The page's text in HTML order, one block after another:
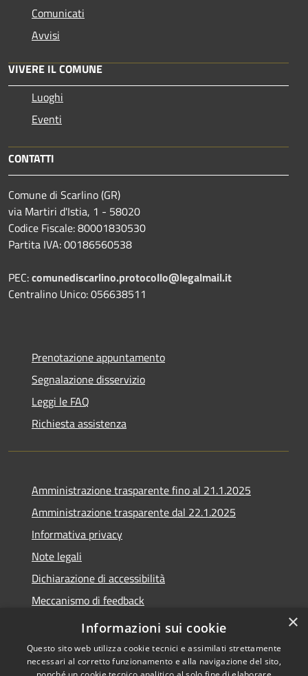
Comunicati
Avvisi
VIVERE IL COMUNE
Luoghi
Eventi
CONTATTI
Comune di Scarlino (GR)
via Martiri d'Istia, 1 - 58020
Codice Fiscale: 80001830530
Partita IVA: 00186560538
PEC:comunediscarlino.protocollo@legalmail.it
Centralino Unico: 056638511
Prenotazione appuntamento
Segnalazione disservizio
Leggi le FAQ
Richiesta assistenza
Amministrazione trasparente fino al 21.1.2025
Amministrazione trasparente dal 22.1.2025
Informativa privacy
Note legali
Dichiarazione di accessibilità
Meccanismo di feedback
Whistleblowing
×
Informazioni sui cookie
Questo sito web utilizza cookie tecnici e assimilati strettamente
necessari al corretto funzionamento e alla navigazione del sito,